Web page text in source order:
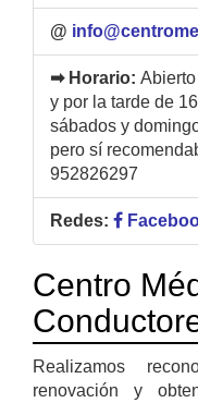
@
➡ Horario:
y por la tarde de
sábados y
pero sí
952826297
Redes:
Centro
Realizamos
renovación y